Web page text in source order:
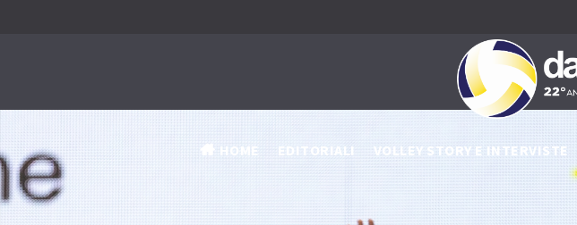
HOME EDITORIALI VOLLEY STORY E INTERVISTE